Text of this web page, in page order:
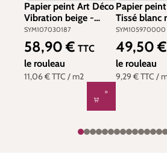
Papier peint Art Déco
Vibration beige -
Symphony de Casélio
| Réf. SYM107030187
SYM107030187
11,06 €TTC / m2
Prix régulier :
58,90 € TTC
le rouleau
Papier
Tissé blanc
Symphony
| Réf.
SYM105970000
9,29 €TTC /
Prix
49,50 €
le rouleau